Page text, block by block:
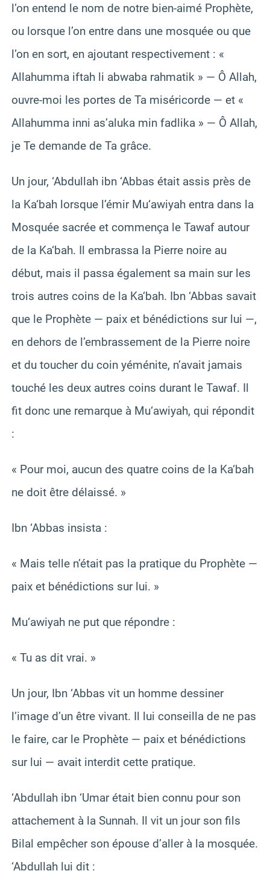
l’on entend le nom de notre bien-aimé Prophète,
ou lorsque l’on entre dans une mosquée ou que
l’on en sort, en ajoutant respectivement : «
Allahumma iftah li abwaba rahmatik » — Ô Allah,
ouvre-moi les portes de Ta miséricorde — et «
Allahumma inni as’aluka min fadlika » — Ô Allah,
je Te demande de Ta grâce.
Un jour, ‘Abdullah ibn ‘Abbas était assis près de
la Ka‘bah lorsque l’émir Mu‘awiyah entra dans la
Mosquée sacrée et commença le Tawaf autour
de la Ka‘bah. Il embrassa la Pierre noire au
début, mais il passa également sa main sur les
trois autres coins de la Ka‘bah. Ibn ‘Abbas savait
que le Prophète — paix et bénédictions sur lui —,
en dehors de l’embrassement de la Pierre noire
et du toucher du coin yéménite, n’avait jamais
touché les deux autres coins durant le Tawaf. Il
fit donc une remarque à Mu‘awiyah, qui répondit
:
« Pour moi, aucun des quatre coins de la Ka‘bah
ne doit être délaissé. »
Ibn ‘Abbas insista :
« Mais telle n’était pas la pratique du Prophète —
paix et bénédictions sur lui. »
Mu‘awiyah ne put que répondre :
« Tu as dit vrai. »
Un jour, Ibn ‘Abbas vit un homme dessiner
l’image d’un être vivant. Il lui conseilla de ne pas
le faire, car le Prophète — paix et bénédictions
sur lui — avait interdit cette pratique.
‘Abdullah ibn ‘Umar était bien connu pour son
attachement à la Sunnah. Il vit un jour son fils
Bilal empêcher son épouse d’aller à la mosquée.
‘Abdullah lui dit :